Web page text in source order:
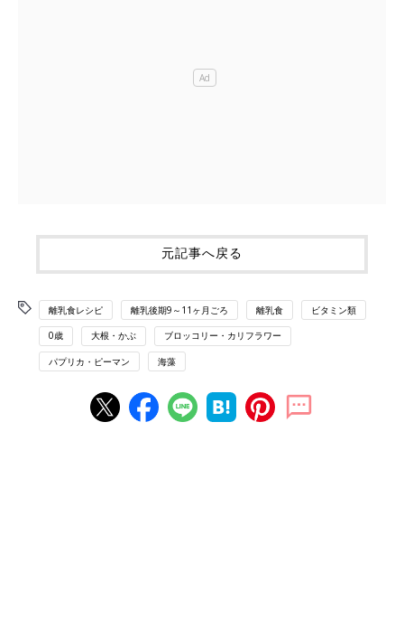
元記事へ戻る
離乳食レシピ 離乳後期9～11ヶ月ごろ 離乳食 ビタミン類
0歳 大根・かぶ ブロッコリー・カリフラワー
パプリカ・ピーマン 海藻